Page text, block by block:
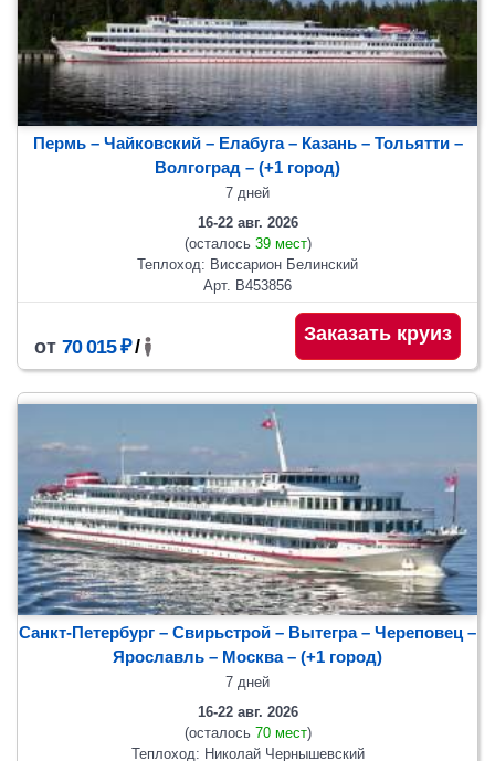
Пермь – Чайковский – Елабуга – Казань – Тольятти –
Волгоград – (+1 город)
7 дней
16-22 авг. 2026
(осталось 39 мест)
Теплоход: Виссарион Белинский
Арт. В453856
от 70 015 ₽/
Заказать круиз
Санкт-Петербург – Свирьстрой – Вытегра – Череповец –
Ярославль – Москва– (+1 город)
7 дней
16-22 авг. 2026
(осталось 70 мест)
Теплоход: Николай Чернышевский